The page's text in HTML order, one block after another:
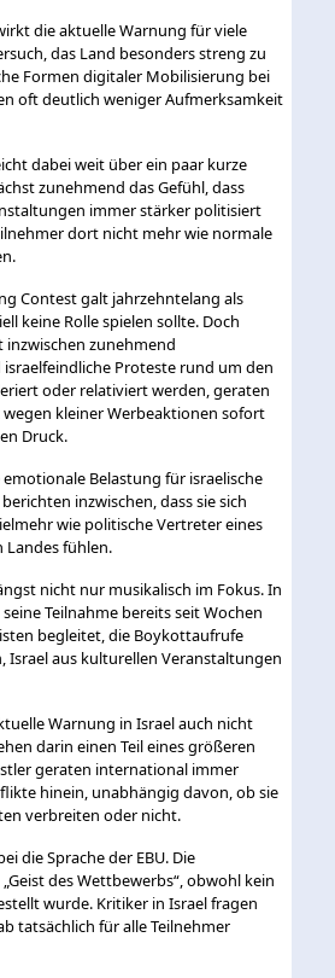
die aktuelle Warnung für viele
das Land besonders streng zu
Formen digitaler Mobilisierung bei
oft deutlich weniger Aufmerksamkeit
dabei weit über ein paar kurze
zunehmend das Gefühl, dass
immer stärker politisiert
dort nicht mehr wie normale
Contest galt jahrzehntelang als
keine Rolle spielen sollte. Doch
inzwischen zunehmend
Proteste rund um den
oder relativiert werden, geraten
wegen kleiner Werbeaktionen sofort
Druck.
Belastung für israelische
inzwischen, dass sie sich
wie politische Vertreter eines
fühlen.
nicht nur musikalisch im Fokus. In
Teilnahme bereits seit Wochen
begleitet, die Boykottaufrufe
Israel aus kulturellen Veranstaltungen
Warnung in Israel auch nicht
darin einen Teil eines größeren
geraten international immer
hinein, unabhängig davon, ob sie
verbreiten oder nicht.
die Sprache der EBU. Die
des Wettbewerbs“, obwohl kein
wurde. Kritiker in Israel fragen
tatsächlich für alle Teilnehmer